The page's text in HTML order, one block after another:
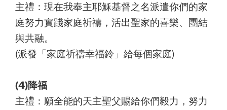
主禮：現在我奉主耶穌基督之名派遣你們的家
庭努力實踐家庭祈禱，活出聖家的喜樂、團結
與共融。
(派發「家庭祈禱幸福鈴」給每個家庭)
(4)降福
主禮：願全能的天主聖父賜給你們毅力，努力